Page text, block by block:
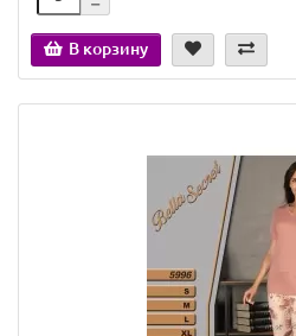
В корзину